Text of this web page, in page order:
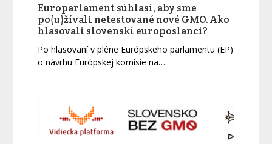
Europarlament súhlasí, aby sme
po(u)žívali netestované nové GMO. Ako
hlasovali slovenskí europoslanci?
Po hlasovaní v pléne Európskeho parlamentu (EP)
o návrhu Európskej komisie na…